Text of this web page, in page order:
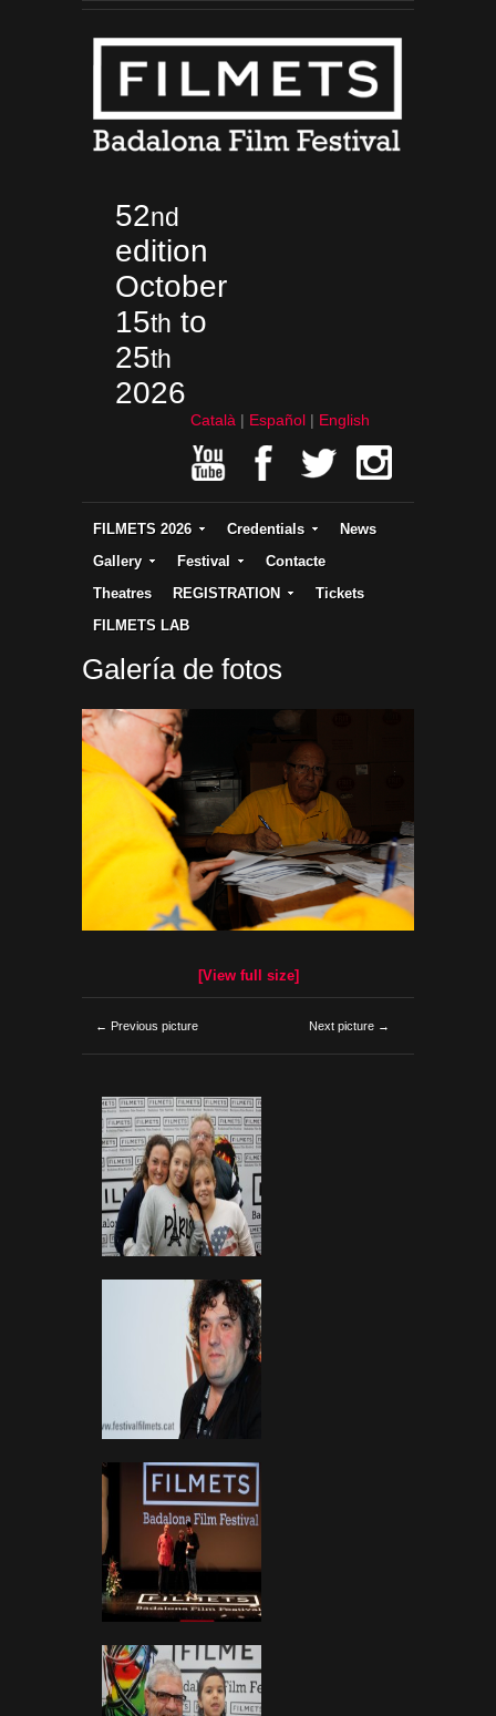
52nd
edition
October
15th to
25th
2026
Català Español English
FILMETS 2026 Credentials
News
Gallery
Festival
Contacte
Theatres
REGISTRATION
Tickets
FILMETS LAB
Galería de fotos
[View full size]
← Previous picture Next picture →